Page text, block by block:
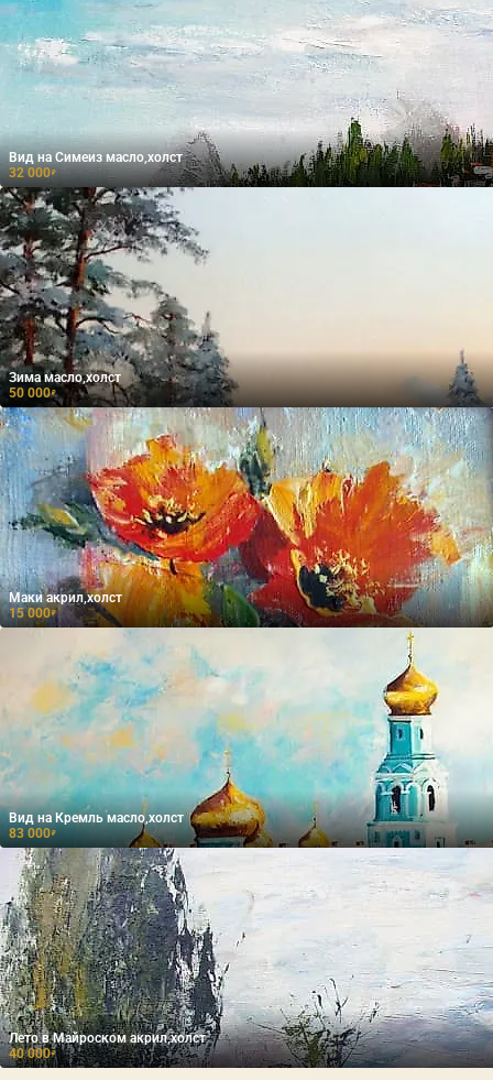
Вид на Симеиз масло,холст
32 000₽
Зима масло,холст
50 000₽
Маки акрил,холст
15 000₽
Вид на Кремль масло,холст
83 000₽
Лето в Майроском акрил,холст
40 000₽